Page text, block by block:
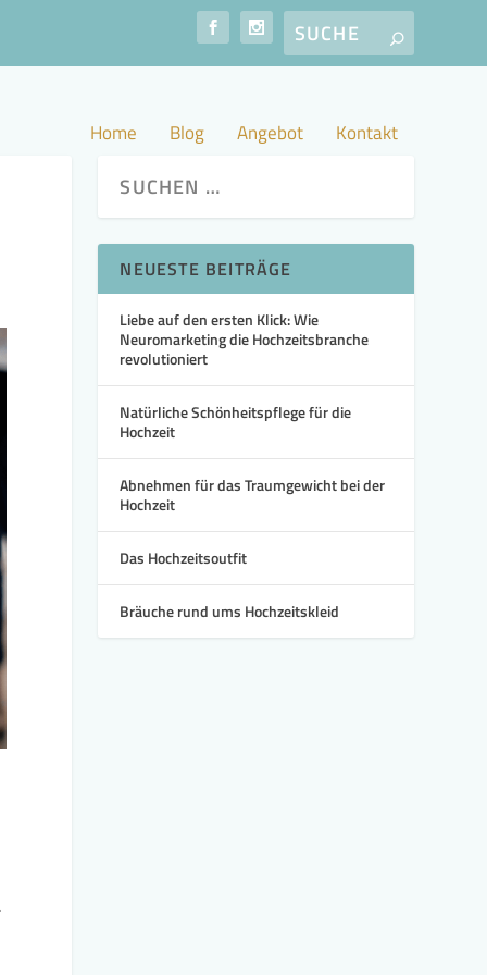
Home Blog Angebot Kontakt
NEUESTE BEITRÄGE
Liebe auf den ersten Klick: Wie
Neuromarketing die Hochzeitsbranche
revolutioniert
Natürliche Schönheitspflege für die
Hochzeit
Abnehmen für das Traumgewicht bei der
Hochzeit
Das Hochzeitsoutfit
Bräuche rund ums Hochzeitskleid